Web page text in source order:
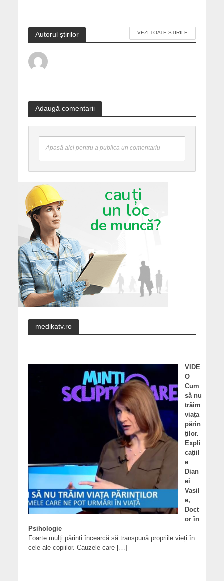
Autorul știrilor VEZI TOATE ȘTIRILE
Adaugă comentarii
Apasă aici pentru a publica un comentariu
medikatv.ro
VIDE
O
Cum
să nu
trăim
viața
părin
ților.
Expli
cațiil
e
Dian
ei
Vasil
e,
Doct
or în
Psihologie
Foarte mulți părinți încearcă să transpună propriile vieți în
cele ale copiilor. Cauzele care […]